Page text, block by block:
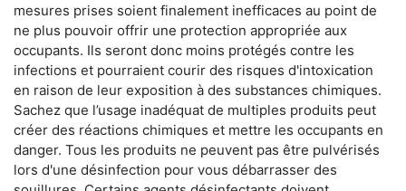
mesures prises soient finalement inefficaces au point de
ne plus pouvoir offrir une protection appropriée aux
occupants. Ils seront donc moins protégés contre les
infections et pourraient courir des risques d'intoxication
en raison de leur exposition à des substances chimiques.
Sachez que l’usage inadéquat de multiples produits peut
créer des réactions chimiques et mettre les occupants en
danger. Tous les produits ne peuvent pas être pulvérisés
lors d'une désinfection pour vous débarrasser des